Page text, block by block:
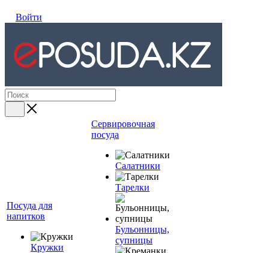
Войти
Посуда для
напитков
Кружки
Сервировочная
посуда
Салатники
Тарелки
Бульонницы,
супницы